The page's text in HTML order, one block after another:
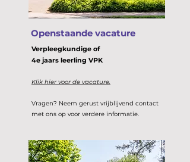
Openstaande vacature
Verpleegkundige of
4e jaars leerling VPK
Klik hier voor de vacature.
Vragen? Neem gerust vrijblijvend contact
met ons op voor verdere informatie.